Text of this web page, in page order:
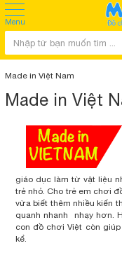
Menu
Made in Việt Nam
Made in Việt
giáo dục làm từ vật liệu
trẻ nhỏ. Cho trẻ em chơi
vừa biết thêm nhiều kiến
quanh nhanh nhạy hơn.
con đồ chơi Việt còn
kể.